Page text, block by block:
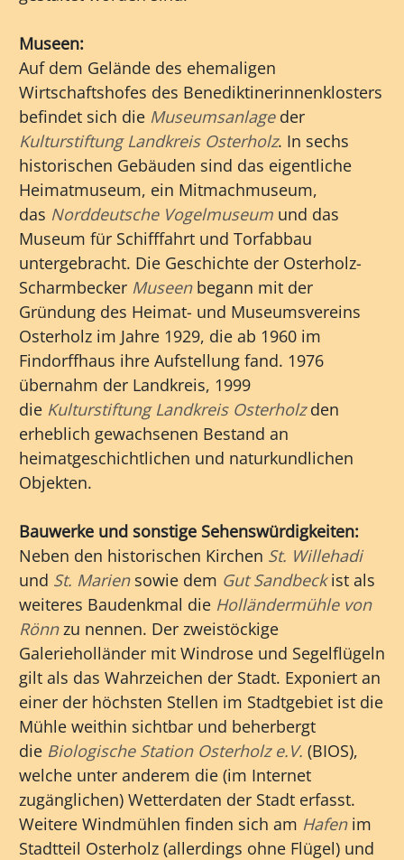
Museen:
Auf dem Gelände des ehemaligen
Wirtschaftshofes des Benediktinerinnenklosters
befindet sich die Museumsanlageder
Kulturstiftung Landkreis Osterholz. In sechs
historischen Gebäuden sind das eigentliche
Heimatmuseum, ein Mitmachmuseum,
das Norddeutsche Vogelmuseum und das
Museum für Schifffahrt und Torfabbau
untergebracht. Die Geschichte der Osterholz-
Scharmbecker Museenbegann mit der
Gründung des Heimat- und Museumsvereins
Osterholz im Jahre 1929, die ab 1960 im
Findorffhaus ihre Aufstellung fand. 1976
übernahm der Landkreis, 1999
die Kulturstiftung Landkreis Osterholzden
erheblich gewachsenen Bestand an
heimatgeschichtlichen und naturkundlichen
Objekten.
Bauwerke und sonstige Sehenswürdigkeiten:
Neben den historischen Kirchen St. Willehadi
und St. Mariensowie dem Gut Sandbeckist als
weiteres Baudenkmal die Holländermühle von
Rönnzu nennen. Der zweistöckige
Galerieholländer mit Windrose und Segelflügeln
gilt als das Wahrzeichen der Stadt. Exponiert an
einer der höchsten Stellen im Stadtgebiet ist die
Mühle weithin sichtbar und beherbergt
die Biologische Station Osterholz e.V. (BIOS),
welche unter anderem die (im Internet
zugänglichen) Wetterdaten der Stadt erfasst.
Weitere Windmühlen finden sich am Hafenim
Stadtteil Osterholz (allerdings ohne Flügel) und